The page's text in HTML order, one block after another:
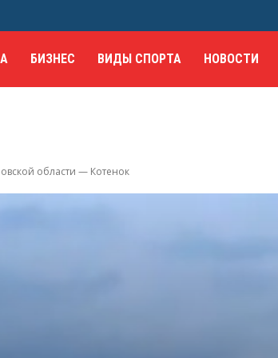
БИЗНЕС ВИДЫ СПОРТА НОВОСТИ
области — Котенок